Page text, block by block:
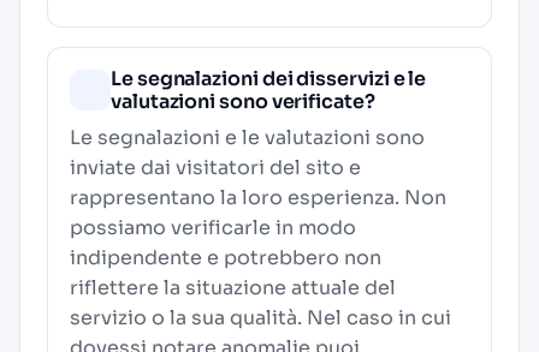
Le segnalazioni dei disservizi e le
valutazioni sono verificate?
Le segnalazioni e le valutazioni sono
inviate dai visitatori del sito e
rappresentano la loro esperienza. Non
possiamo verificarle in modo
indipendente e potrebbero non
riflettere la situazione attuale del
servizio o la sua qualità. Nel caso in cui